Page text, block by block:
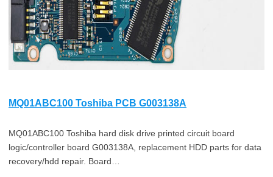
MQ01ABC100 Toshiba PCB G003138A
MQ01ABC100 Toshiba hard disk drive printed circuit board
logic/controller board G003138A, replacement HDD parts for data
recovery/hdd repair. Board…